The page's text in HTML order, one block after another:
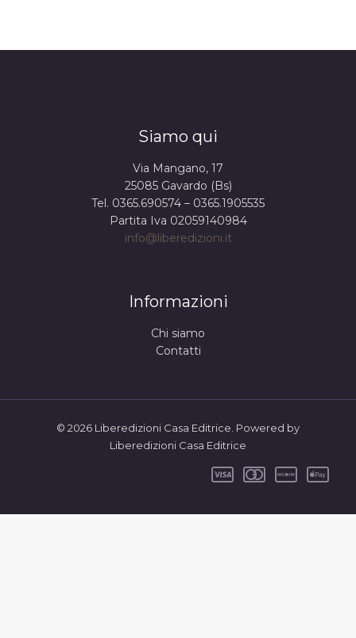
Siamo qui
Via Mangano, 17
25085 Gavardo (Bs)
Tel. 0365.690574 – 0365.1905535
Partita Iva 02059140984
info@liberedizioni.it
Informazioni
Chi siamo
Contatti
© 2026 Liberedizioni Casa Editrice. Powered by
Liberedizioni Casa Editrice